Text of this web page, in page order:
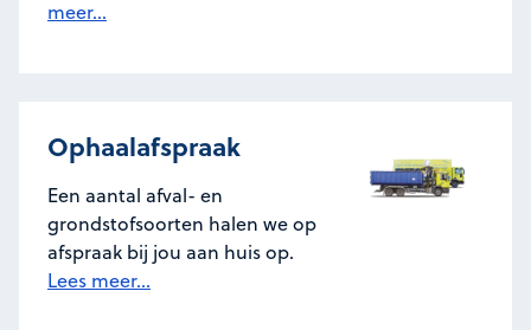
meer...
Ophaalafspraak
Een aantal afval- en
grondstofsoorten halen we op
afspraak bij jou aan huis op.
Lees meer...